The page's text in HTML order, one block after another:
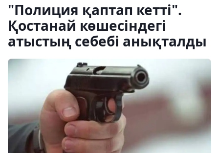
"Полиция қаптап кетті".
Қостанай көшесіндегі
атыстың себебі анықталды